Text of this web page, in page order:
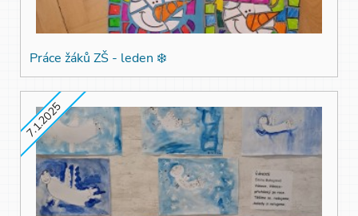
Práce žáků ZŠ - leden ❄️
7.1.2025